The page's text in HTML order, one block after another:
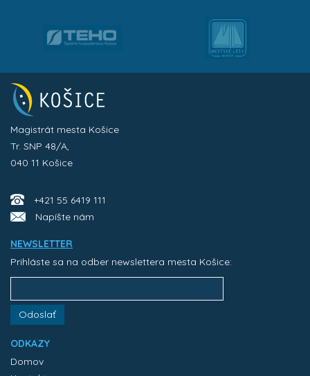
Magistrát mesta Košice
Tr. SNP 48/A,
040 11 Košice
+421 55 6419 111
Napíšte nám
NEWSLETTER
Prihláste sa na odber newslettera mesta Košice:
Odoslať
ODKAZY
Domov